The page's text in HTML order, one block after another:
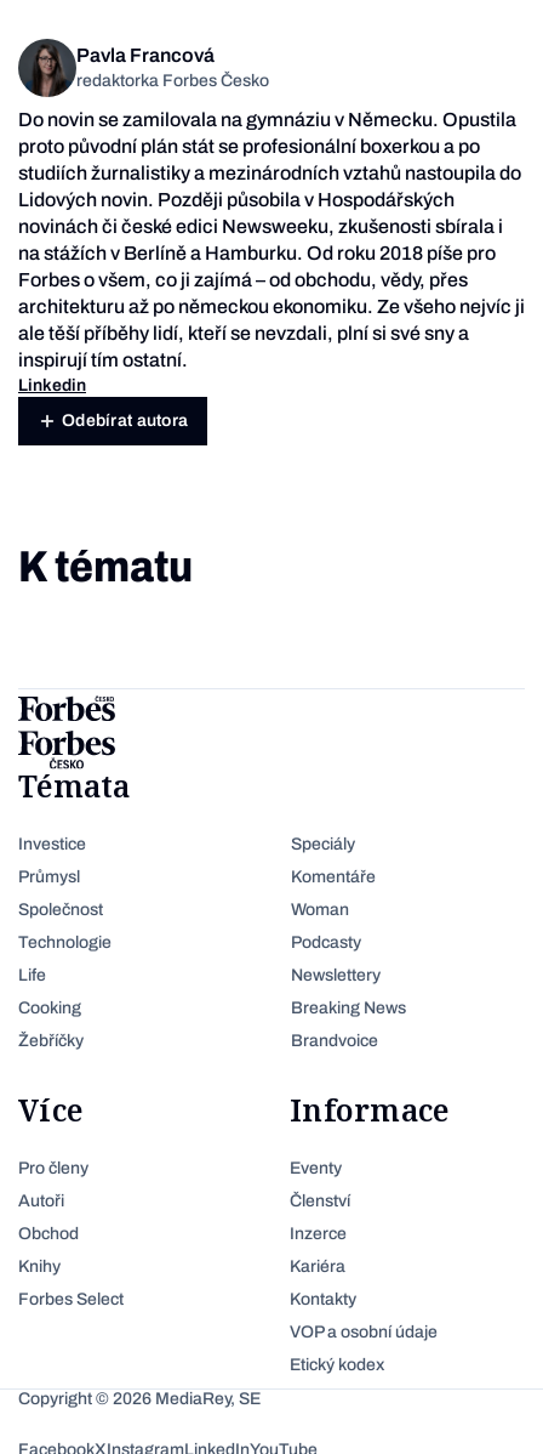
Pavla Francová
redaktorka Forbes Česko
Do novin se zamilovala na gymnáziu v Německu. Opustila
proto původní plán stát se profesionální boxerkou a po
studiích žurnalistiky a mezinárodních vztahů nastoupila do
Lidových novin. Později působila v Hospodářských
novinách či české edici Newsweeku, zkušenosti sbírala i
na stážích v Berlíně a Hamburku. Od roku 2018 píše pro
Forbes o všem, co ji zajímá – od obchodu, vědy, přes
architekturu až po německou ekonomiku. Ze všeho nejvíc ji
ale těší příběhy lidí, kteří se nevzdali, plní si své sny a
inspirují tím ostatní.
Linkedin
Odebírat autora
K tématu
Témata
Investice
Průmysl
Společnost
Technologie
Life
Cooking
Žebříčky
Speciály
Komentáře
Woman
Podcasty
Newslettery
Breaking News
Brandvoice
Více
Pro členy
Autoři
Obchod
Knihy
Forbes Select
Informace
Eventy
Členství
Inzerce
Kariéra
Kontakty
VOP a osobní údaje
Etický kodex
Copyright © 2026 MediaRey, SE
FacebookXInstagramLinkedInYouTube